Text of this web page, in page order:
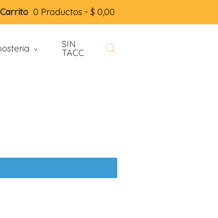
Carrito 0 Productos -$ 0,00
> SIN
TACC